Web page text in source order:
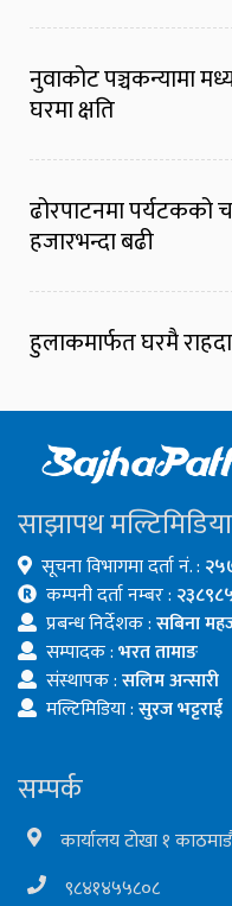
नुवाकोट पञ्चकन्यामा
घरमा क्षति
ढोरपाटनमा
हजारभन्दा बढी
हुलाकमार्फत घरमै
साझापथ मल्टिमिडिया
सूचना विभागमा दर्ता नं. :
कम्पनी दर्ता नम्बर :
प्रबन्ध निर्देशक :सबिना
सम्पादक :भरत तामाङ
संस्थापक :सलिम अन्सारी
मल्टिमिडिया :सुरज भट्टराई
सम्पर्क
कार्यालय टोखा १
९८४१४५५८०८